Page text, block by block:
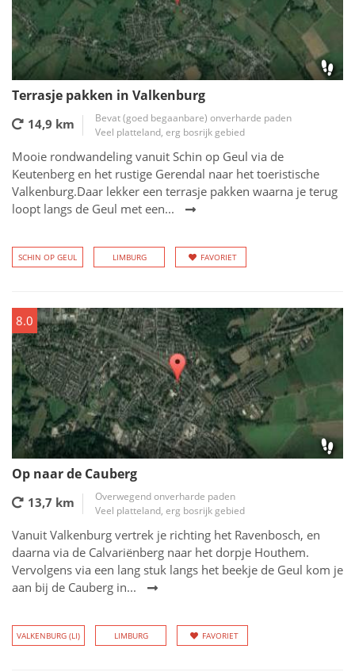
Terrasje pakken in Valkenburg
14,9 km
Bevat (goed begaanbare) onverharde paden
Veel platteland, erg bosrijk gebied
Mooie rondwandeling vanuit Schin op Geul via de
Keutenberg en het rustige Gerendal naar het toeristische
Valkenburg.Daar lekker een terrasje pakken waarna je terug
loopt langs de Geul met een...
SCHIN OP GEUL LIMBURG FAVORIET
8.0
Op naar de Cauberg
13,7 km
Overwegend onverharde paden
Veel platteland, erg bosrijk gebied
Vanuit Valkenburg vertrek je richting het Ravenbosch, en
daarna via de Calvariënberg naar het dorpje Houthem.
Vervolgens via een lang stuk langs het beekje de Geul kom je
aan bij de Cauberg in...
VALKENBURG (LI) LIMBURG FAVORIET